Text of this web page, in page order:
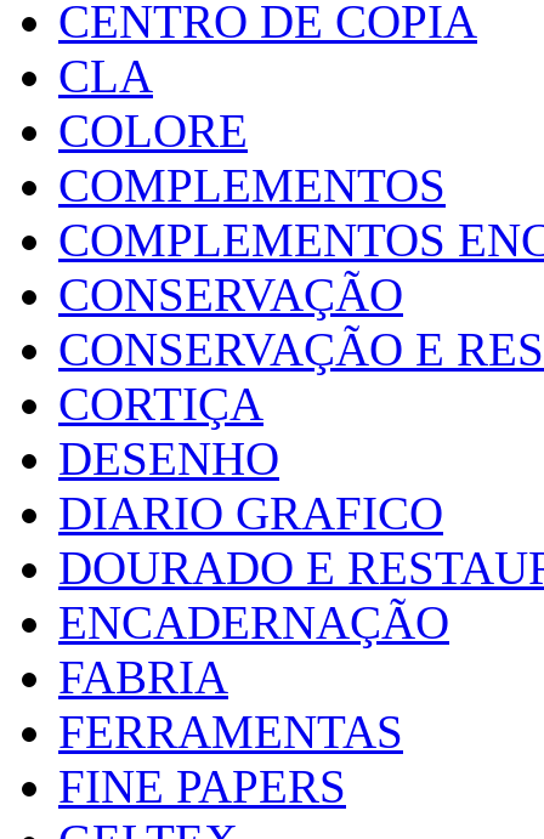
CENTRO DE COPIA
CLA
COLORE
COMPLEMENTOS
COMPLEMENTOS
CONSERVAÇÃO
CONSERVAÇÃO E
CORTIÇA
DESENHO
DIARIO GRAFICO
DOURADO E
ENCADERNAÇÃO
FABRIA
FERRAMENTAS
FINE PAPERS